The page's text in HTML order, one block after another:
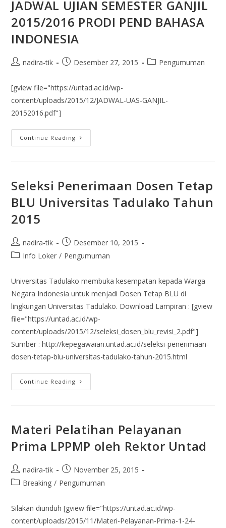
JADWAL UJIAN SEMESTER GANJIL
2015/2016 PRODI PEND BAHASA
INDONESIA
nadira-tik Desember 27, 2015 Pengumuman
[gview file="https://untad.ac.id/wp-
content/uploads/2015/12/JADWAL-UAS-GANJIL-
20152016.pdf"]
Continue Reading
Seleksi Penerimaan Dosen Tetap
BLU Universitas Tadulako Tahun
2015
nadira-tik
Desember 10, 2015
Info Loker / Pengumuman
Universitas Tadulako membuka kesempatan kepada Warga
Negara Indonesia untuk menjadi Dosen Tetap BLU di
lingkungan Universitas Tadulako. Download Lampiran : [gview
file="https://untad.ac.id/wp-
content/uploads/2015/12/seleksi_dosen_blu_revisi_2.pdf"]
Sumber : http://kepegawaian.untad.ac.id/seleksi-penerimaan-
dosen-tetap-blu-universitas-tadulako-tahun-2015.html
Continue Reading
Materi Pelatihan Pelayanan
Prima LPPMP oleh Rektor Untad
nadira-tik
November 25, 2015
Breaking / Pengumuman
Silakan diunduh [gview file="https://untad.ac.id/wp-
content/uploads/2015/11/Materi-Pelayanan-Prima-1-24-